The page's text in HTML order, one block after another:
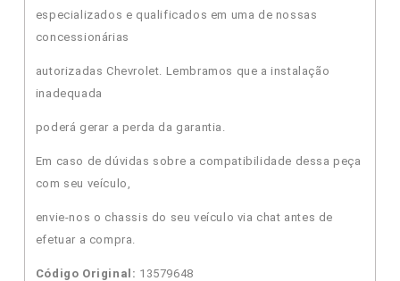
especializados e qualificados em uma de nossas
concessionárias
autorizadas Chevrolet. Lembramos que a instalação
inadequada
poderá gerar a perda da garantia.
Em caso de dúvidas sobre a compatibilidade dessa peça
com seu veículo,
envie-nos o chassis do seu veículo via chat antes de
efetuar a compra.
Código Original: 13579648